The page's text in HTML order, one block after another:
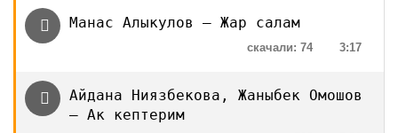
Манас Алыкулов — Жар салам
3:17
скачали: 74
Айдана Ниязбекова, Жаныбек Омошов
— Ак кептерим